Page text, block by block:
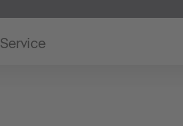
Service